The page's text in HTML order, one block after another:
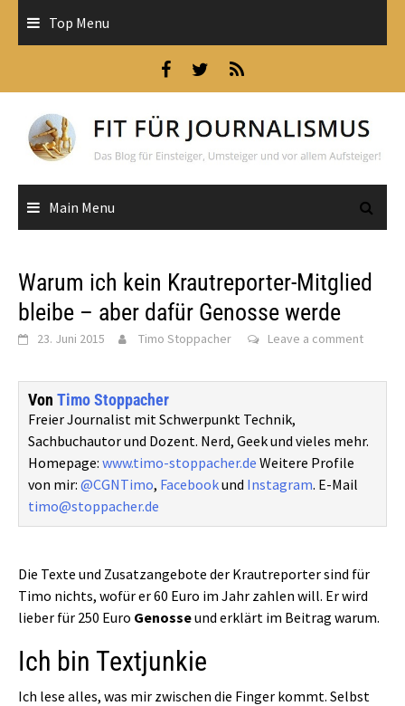
Top Menu
Main Menu
Warum ich kein Krautreporter-Mitglied
bleibe – aber dafür Genosse werde
23. Juni 2015 Timo Stoppacher Leave a comment
Von Timo Stoppacher
Freier Journalist mit Schwerpunkt Technik,
Sachbuchautor und Dozent. Nerd, Geek und vieles mehr.
Homepage: www.timo-stoppacher.de Weitere Profile
von mir: @CGNTimo, Facebookund Instagram. E-Mail
timo@stoppacher.de
Die Texte und Zusatzangebote der Krautreporter sind für
Timo nichts, wofür er 60 Euro im Jahr zahlen will. Er wird
lieber für 250 Euro Genosseund erklärt im Beitrag warum.
Ich bin Textjunkie
Ich lese alles, was mir zwischen die Finger kommt. Selbst